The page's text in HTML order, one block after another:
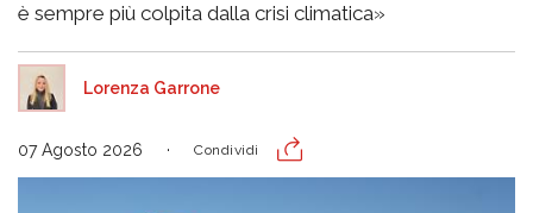
è sempre più colpita dalla crisi climatica»
Lorenza Garrone
07 Agosto 2026 Condividi